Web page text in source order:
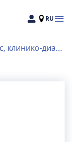
RU
Евромедсервис, клинико-диагностический центр